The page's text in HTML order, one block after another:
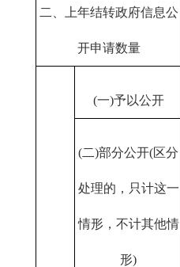
二、上年结转政府信息公
开申请数量
(一)予以公开
(二)部分公开(区分
处理的，只计这一
情形，不计其他情
形)